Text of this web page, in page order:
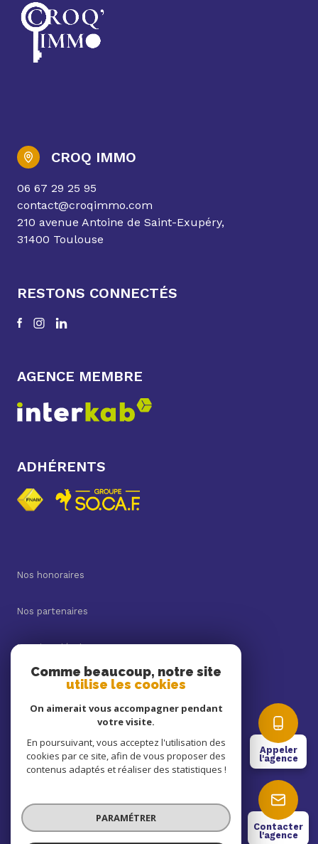
Appeler
l'agence
Contacter
l'agence
CROQ IMMO
06 67 29 25 95
contact@croqimmo.com
210 avenue Antoine de Saint-Exupéry,
31400 Toulouse
RESTONS CONNECTÉS
AGENCE MEMBRE
ADHÉRENTS
Nos honoraires
Nos partenaires
Mentions légales
Cookies
© 2026 | Tous droits réservés
Comme beaucoup, notre site
utilise les cookies
On aimerait vous accompagner pendant
votre visite.
En poursuivant, vous acceptez l'utilisation des
cookies par ce site, afin de vous proposer des
contenus adaptés et réaliser des statistiques !
PARAMÉTRER